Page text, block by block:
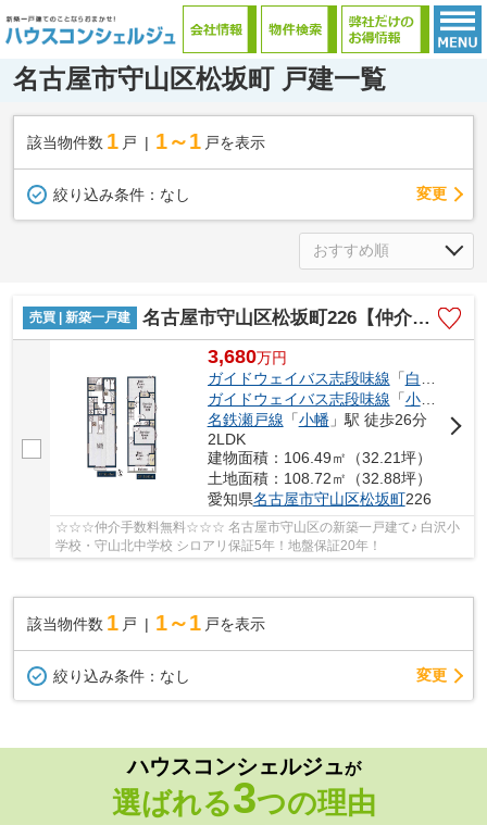
名古屋市守山区松坂町 戸建一覧
該当物件数 1 戸 1～1 戸を表示
絞り込み条件： なし 変更
売買 | 新築一戸建 名古屋市守山区松坂町226【仲介手数料無料】新築一戸建て
3,680万円
ガイドウェイバス志段味線 「白沢渓谷
ガイドウェイバス志段味線 「小幡緑地
名鉄瀬戸線 「小幡」駅 徒歩26分
2LDK
建物面積：106.49㎡（32.21坪）
土地面積：108.72㎡（32.88坪）
愛知県名古屋市守山区松坂町226
☆☆☆仲介手数料無料☆☆☆ 名古屋市守山区の新築一戸建て♪ 白沢小
学校・守山北中学校 シロアリ保証5年！地盤保証20年！
該当物件数 1 戸 1～1 戸を表示
絞り込み条件： なし 変更
ハウスコンシェルジュが
選ばれる3つの理由